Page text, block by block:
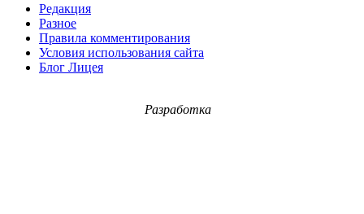
Редакция
Разное
Правила комментирования
Условия использования сайта
Блог Лицея
Разработка